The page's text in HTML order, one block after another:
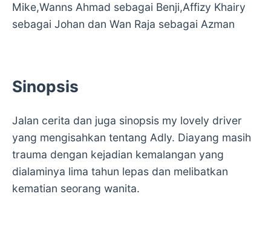
Mike,Wanns Ahmad sebagai Benji,Affizy Khairy
sebagai Johan dan Wan Raja sebagai Azman
Sinopsis
Jalan cerita dan juga sinopsis my lovely driver
yang mengisahkan tentang Adly. Diayang masih
trauma dengan kejadian kemalangan yang
dialaminya lima tahun lepas dan melibatkan
kematian seorang wanita.